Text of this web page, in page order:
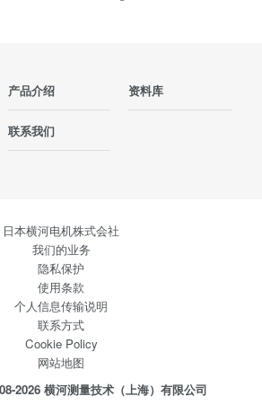
产品介绍 资料库
联系我们
日本横河电机株式会社
我们的业务
隐私保护
使用条款
个人信息传输说明
联系方式
Cookie Policy
网站地图
2026 横河测量技术（上海）有限公司